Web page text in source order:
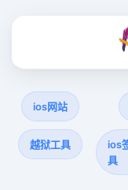
ios网站
越狱工具
ios
具